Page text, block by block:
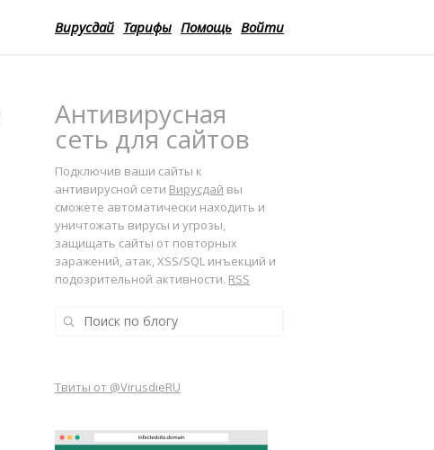
Вирусдай Тарифы Помощь Войти
Антивирусная
сеть для сайтов
Подключив ваши сайты к
антивирусной сети Вирусдай вы
сможете автоматически находить и
уничтожать вирусы и угрозы,
защищать сайты от повторных
заражений, атак, XSS/SQL инъекций и
подозрительной активности. RSS
Твиты от @VirusdieRU